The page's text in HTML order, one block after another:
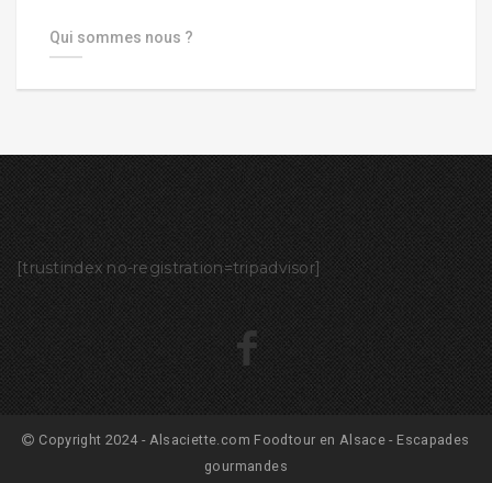
Qui sommes nous ?
[trustindex no-registration=tripadvisor]
Copyright 2024 - Alsaciette.com Foodtour en Alsace - Escapades
gourmandes